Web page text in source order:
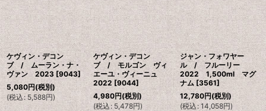
ケヴィン・デコン
ブ / ムーラン・ナ・
ヴァン 2023 [9043]
5,080円(税別)
(税込: 5,588円)
ケヴィン・デコン
ブ / モルゴン ヴィ
エーユ・ヴィーニュ
2022 [9044]
4,980円(税別)
(税込 : 5,478円)
ジャン・フォワヤー
ル / フルーリー
2022 1,500ml マグ
ナム [3561]
12,780円(税別)
(税込 : 14,058円)